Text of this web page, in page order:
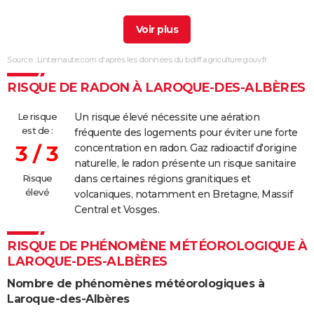
04/08/2017 2 000 500 1 500
17/07/2017 2 500 0 2 500
13/08/2016 700 0 700
18/02/2015 1 500 1 000 500
17/06/2014 10 000
Source : Linternaute.com d'après les données du bdiff.agriculture.gouv.fr
RISQUE DE RADON À LAROQUE-DES-ALBÈRES
Le risque
est de :
3 / 3
Risque
élevé
Un risque élevé nécessite une aération
fréquente des logements pour éviter une forte
concentration en radon. Gaz radioactif d'origine
naturelle, le radon présente un risque sanitaire
dans certaines régions granitiques et
volcaniques, notamment en Bretagne, Massif
Central et Vosges.
RISQUE DE PHÉNOMÈNE MÉTÉOROLOGIQUE À
LAROQUE-DES-ALBÈRES
Nombre de phénomènes météorologiques à
Laroque-des-Albères